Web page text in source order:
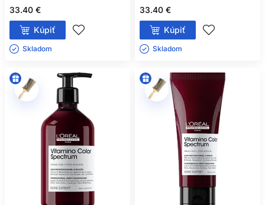
33.40 €
Kúpiť
Skladom ㅤ
33.40 €
Kúpiť
Skladom ㅤ